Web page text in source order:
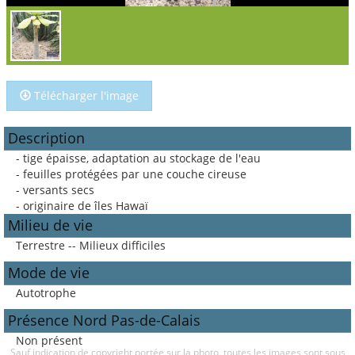
Télécharger l'image
Description
- tige épaisse, adaptation au stockage de l'eau
- feuilles protégées par une couche cireuse
- versants secs
- originaire de îles Hawaï
Milieu de vie
Terrestre -- Milieux difficiles
Mode de vie
Autotrophe
Présence Nord Pas-de-Calais
Non présent
Sauf indication de copyright portée sur la photo, toutes les images sont sous